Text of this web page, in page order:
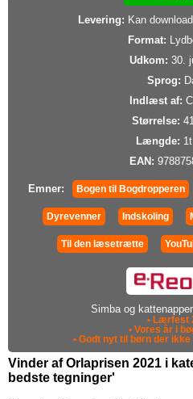
Levering: Kan
Format:
Udkom: 30.
Sprog:
Indlæst af:
Størrelse:
Længde:
EAN:
Emner: Bogen til Bogdropperen
Dyrevenner Indskoling
Til den læsetrætte
Simba og
• Lærfest
• Vores år i
• Godt nyt til børn der
Vinder af Orlaprisen 2021 i
bedste tegninger'